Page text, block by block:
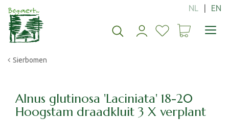
Sierbomen
Alnus glutinosa 'Laciniata' 18-20
Hoogstam draadkluit 3 X verplant